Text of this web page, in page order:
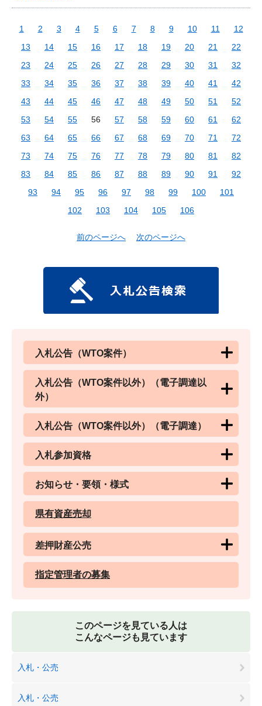
1 2 3 4 5 6 7 8 9 10 11
12
13
14 15 16 17 18 19 20 21
22
23
24 25 26 27 28 29 30 31
32
33
34 35 36 37 38 39 40 41
42
43
44 45 46 47 48 49 50 51
52
53
54 55 56 57 58 59 60 61
62
63
64 65 66 67 68 69 70 71
72
73
74 75 76 77 78 79 80 81
82
83
84 85 86 87 88 89 90 91
92
93
94 95 96 97 98 99 100
101
102
103 104 105 106
前のページへ 次のページへ
入札公告（WTO案件）
入札公告（WTO案件以外）（電子調達以
外）
入札公告（WTO案件以外）（電子調達）
入札参加資格
お知らせ・要領・様式
県有資産売却
差押財産公売
指定管理者の募集
このページを見ている人は
こんなページも見ています
入札・公売
入札・公売